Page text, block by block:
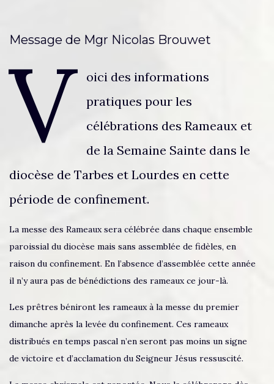
Message de Mgr Nicolas Brouwet
V
oici des informations
pratiques pour les
célébrations des Rameaux et
de la Semaine Sainte dans le
diocèse de Tarbes et Lourdes en cette
période de confinement.
La messe des Rameaux sera célébrée dans chaque ensemble
paroissial du diocèse mais sans assemblée de fidèles, en
raison du confinement. En l’absence d’assemblée cette année
il n’y aura pas de bénédictions des rameaux ce jour-là.
Les prêtres béniront les rameaux à la messe du premier
dimanche après la levée du confinement. Ces rameaux
distribués en temps pascal n’en seront pas moins un signe
de victoire et d’acclamation du Seigneur Jésus ressuscité.